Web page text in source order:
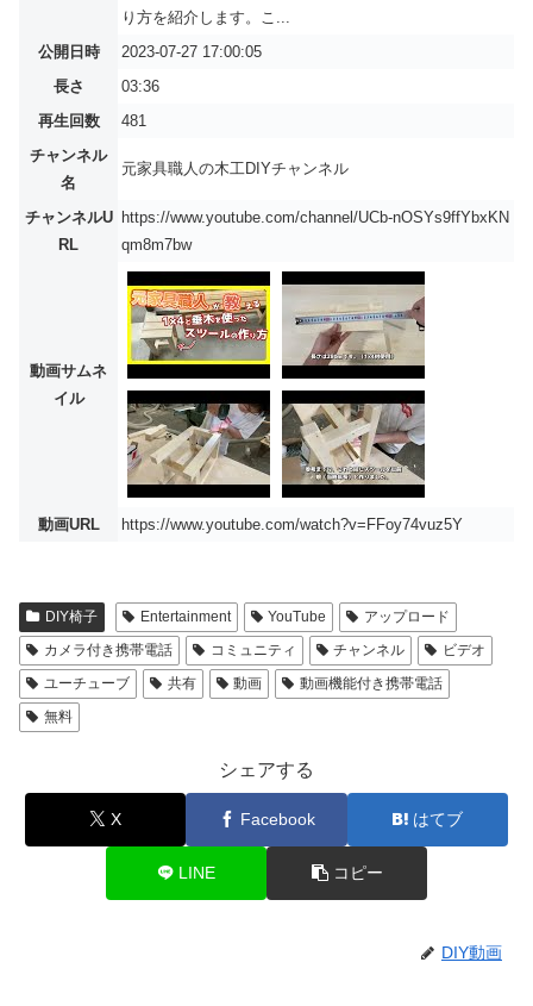
り方を紹介します。こ...
公開日時
2023-07-27 17:00:05
長さ
03:36
再生回数
481
チャンネル
名
元家具職人の木工DIYチャンネル
チャンネルU
RL
https://www.youtube.com/channel/UCb-nOSYs9ffYbxKN
qm8m7bw
動画サムネ
イル
動画URL https://www.youtube.com/watch?v=FFoy74vuz5Y
DIY椅子 Entertainment YouTube
アップロード
カメラ付き携帯電話
コミュニティ チャンネル
ビデオ
ユーチューブ
共有 動画
動画機能付き携帯電話
無料
シェアする
X Facebook はてブ
LINE コピー
DIY動画